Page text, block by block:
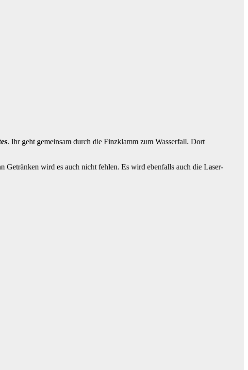
. Ihr geht gemeinsam durch die Finzklamm zum Wasserfall. Dort
wird es auch nicht fehlen. Es wird ebenfalls auch die Laser-